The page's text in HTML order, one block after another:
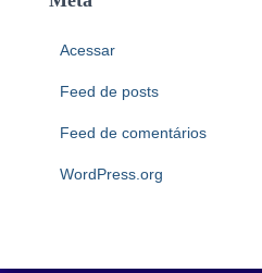
Acessar
Feed de posts
Feed de comentários
WordPress.org